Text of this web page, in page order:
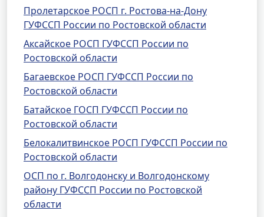
Пролетарское РОСП г. Ростова-на-Дону
ГУФССП России по Ростовской области
Аксайское РОСП ГУФССП России по
Ростовской области
Багаевское РОСП ГУФССП России по
Ростовской области
Батайское ГОСП ГУФССП России по
Ростовской области
Белокалитвинское РОСП ГУФССП России по
Ростовской области
ОСП по г. Волгодонску и Волгодонскому
району ГУФССП России по Ростовской
области